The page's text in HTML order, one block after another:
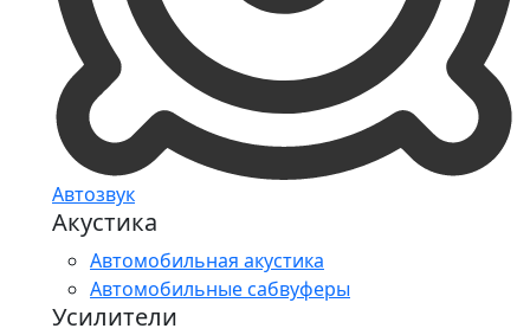
Автозвук
Акустика
Автомобильная акустика
Автомобильные сабвуферы
Усилители